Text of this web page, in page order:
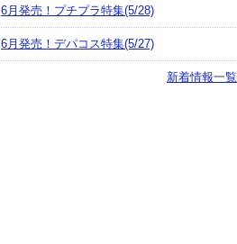
6月発売！プチプラ特集(5/28)
6月発売！デパコス特集(5/27)
新着情報一